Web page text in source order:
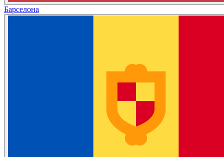
Барселона